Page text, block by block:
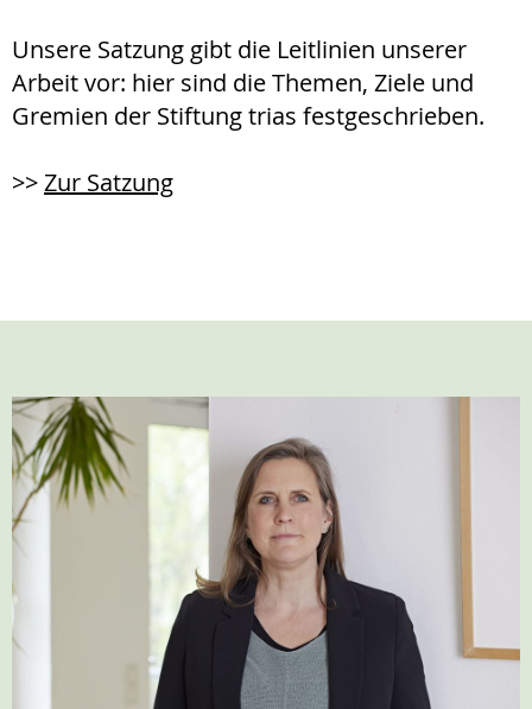
Unsere Satzung gibt die Leitlinien unserer
Arbeit vor: hier sind die Themen, Ziele und
Gremien der Stiftung trias festgeschrieben.
>>Zur Satzung